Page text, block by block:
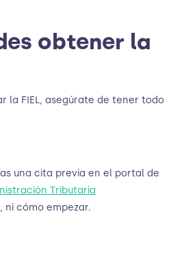
obtener la
la FIEL, asegúrate de tener todo
una cita previa en el portal de
Tributaria
ni cómo empezar.